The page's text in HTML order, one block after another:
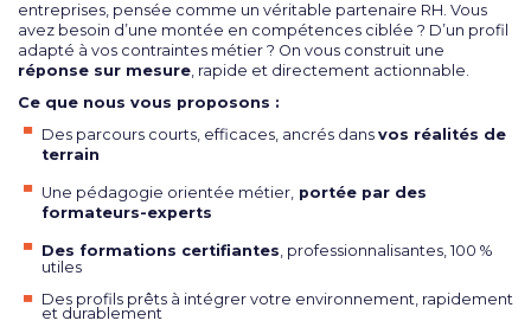
entreprises, pensée comme un véritable partenaire RH. Vous
avez besoin d’une montée en compétences ciblée ? D’un profil
adapté à vos contraintes métier ? On vous construit une
réponse sur mesure, rapide et directement actionnable.
Ce que nous vous proposons :
Des parcours courts, efficaces, ancrés dans vos réalités de
terrain
Une pédagogie orientée métier, portée par des
formateurs-experts
Des formations certifiantes, professionnalisantes, 100 %
utiles
Des profils prêts à intégrer votre environnement, rapidement
et durablement